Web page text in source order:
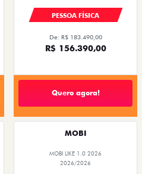
PESSOA FÍSICA
De: R$ 183.490,00
R$ 156.390,00
Quero agora!
MOBI
MOBI LIKE 1.0 2026
2026/2026